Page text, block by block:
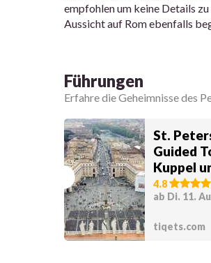
empfohlen um keine Details
Aussicht auf Rom ebenfalls
Führungen
Erfahre die Geheimnisse des
St.
Guided
Kuppel
Grotten
4.8
ab Di. 11.
tiqets.com